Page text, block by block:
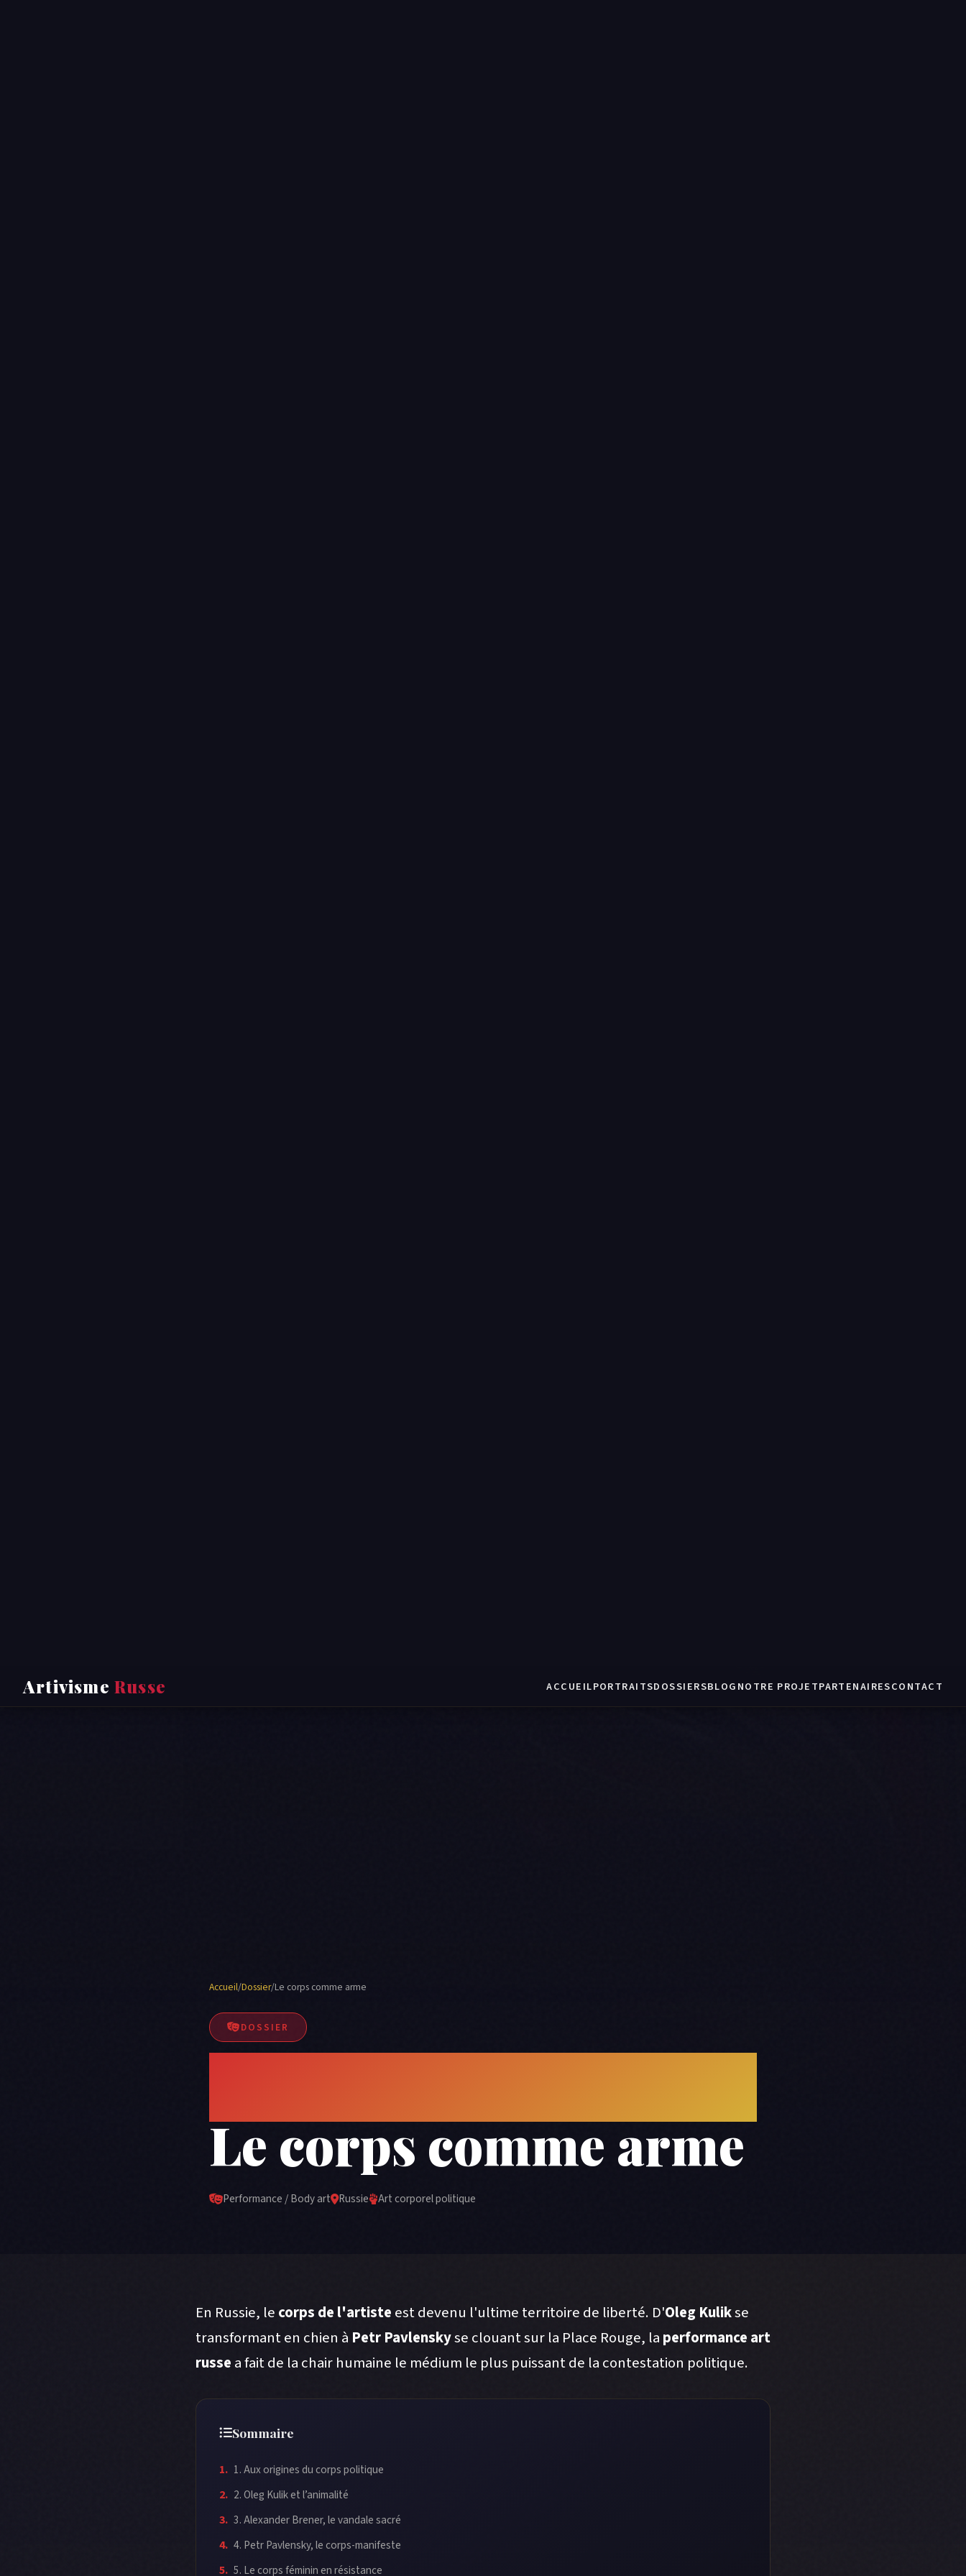
Accueil/Dossier/Le corps comme arme
DOSSIER
Le corps comme arme
Performance / Body art Russie Art corporel politique
En Russie, le corps de l'artiste est devenu l'ultime territoire de liberté. D'Oleg Kulikse
transformant en chien à Petr Pavlenskyse clouant sur la Place Rouge, la performance art
russe a fait de la chair humaine le médium le plus puissant de la contestation politique.
Sommaire
1. Aux origines du corps politique
2. Oleg Kulik et l’animalité
3. Alexander Brener, le vandale sacré
4. Petr Pavlensky, le corps-manifeste
5. Le corps féminin en résistance